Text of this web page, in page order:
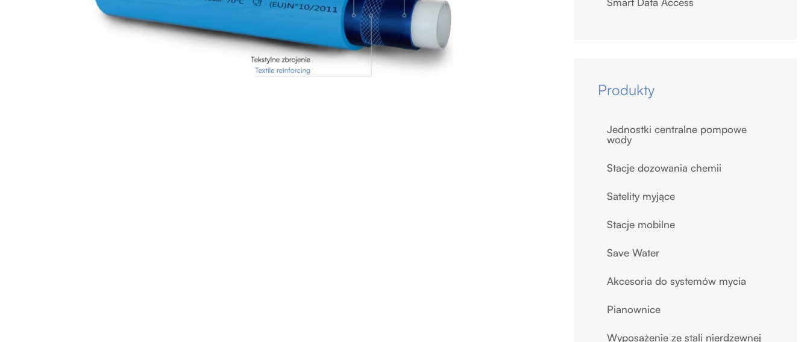
Produkty
Jednostki centralne pompowe
wody
Stacje dozowania chemii
Satelity myjące
Stacje mobilne
Save Water
Akcesoria do systemów mycia
Pianownice
Wyposażenie ze stali nierdzewnej